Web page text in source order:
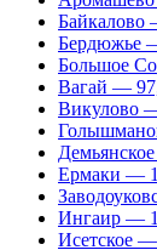
Байкалово
Бердюжье
Большое
Вагай —
Викулово
Ермаки —
Ингаир —
Исетское